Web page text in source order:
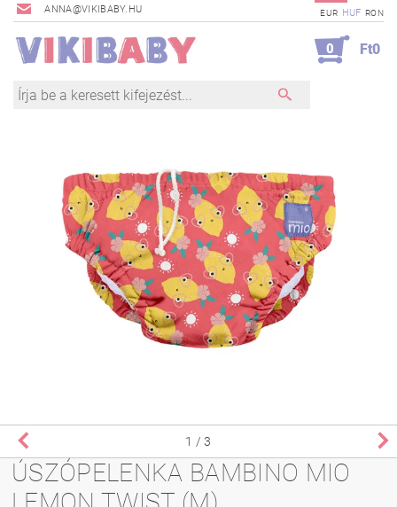
ANNA@VIKIBABY.HU EUR HUF RON
0 Ft0
1 / 3
ÚSZÓPELENKA BAMBINO MIO